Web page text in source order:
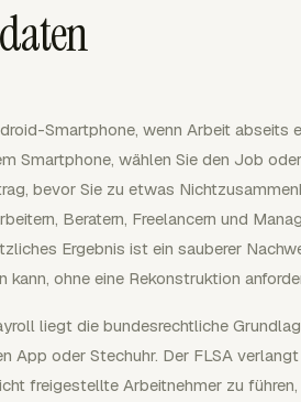
Smartphone, wenn Arbeit
Smartphone, wählen Sie den Job
bevor Sie zu etwas
Beratern, Freelancern und
Ergebnis ist ein sauberer
kann, ohne eine Rekonstruktion
liegt die bundesrechtliche
App oder Stechuhr. Der FLSA
freigestellte Arbeitnehmer zu